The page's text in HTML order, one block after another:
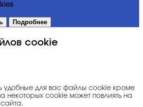
Подробнее
cookie
удобные для вас файлы cookie кроме
некоторых cookie может повлиять на